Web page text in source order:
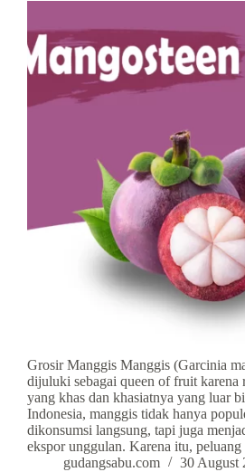
Grosir Manggis Manggis (Garcinia
dijuluki sebagai queen of fruit karena
yang khas dan khasiatnya yang luar
Indonesia, manggis tidak hanya
dikonsumsi langsung, tapi juga
ekspor unggulan. Karena itu,
gudangsabu.com
30 August